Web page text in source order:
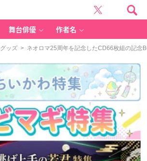
舞台俳優 作者名
グッズ > ネオロマ25周年を記念したCD66枚組の記念